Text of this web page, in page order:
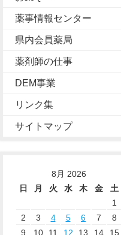
薬事情報センター
県内会員薬局
薬剤師の仕事
DEM事業
リンク集
サイトマップ
8月 2026
日
月 火 水 木 金
土
1
2
3 4 5 6 7
8
9
10 11 12 13 14
15